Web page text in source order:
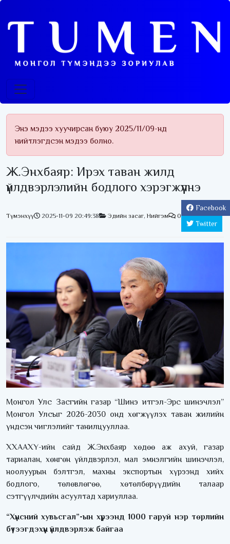
Энэ мэдээ хуучирсан буюу 2025/11/09-нд
нийтлэгдсэн мэдээ болно.
Ж.Энхбаяр: Ирэх таван жилд
үйлдвэрлэлийн бодлого хэрэгжүүлнэ
Түмэнхүү 2025-11-09 20:49:38 Эдийн засаг, Нийгэм 0
Facebook
Twitter
Монгол Улс Засгийн газар “Шинэ итгэл-Эрс шинэчлэл”
Монгол Улсыг 2026-2030 онд хөгжүүлэх таван жилийн
үндсэн чиглэлийг танилцууллаа.
ХХААХҮ-ийн сайд Ж.Энхбаяр хөдөө аж ахуй, газар
тариалан, хөнгөн үйлдвэрлэл, мал эмнэлгийн шинэчлэл,
ноолуурын бэлтгэл, махны экспортын хүрээнд хийх
бодлого, төлөвлөгөө, хөтөлбөрүүдийн талаар
сэтгүүлчдийн асуултад хариуллаа.
“Хүнсний хувьсгал”-ын хүрээнд1000гаруй нэр төрлийн
бүтээгдэхүүн үйлдвэрлэж байгаа